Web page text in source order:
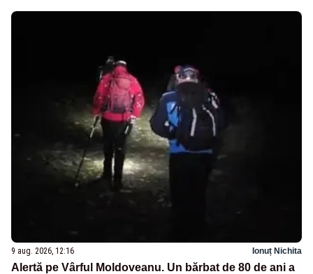
9 aug. 2026, 12:16 Ionuț Nichita
Alertă pe Vârful Moldoveanu. Un bărbat de 80 de ani a